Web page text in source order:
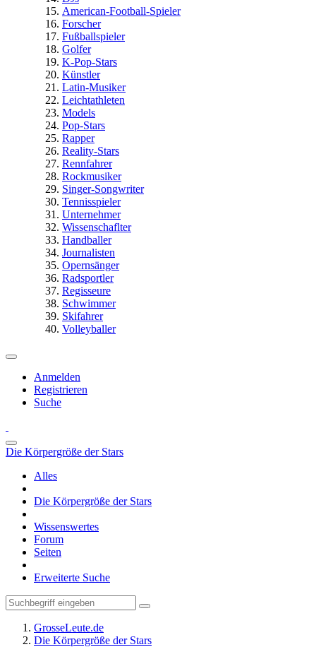
American-Football-Spieler
Forscher
Fußballspieler
Golfer
K-Pop-Stars
Künstler
Latin-Musiker
Leichtathleten
Models
Pop-Stars
Rapper
Reality-Stars
Rennfahrer
Rockmusiker
Singer-Songwriter
Tennisspieler
Unternehmer
Wissenschaflter
Handballer
Journalisten
Opernsänger
Radsportler
Regisseure
Schwimmer
Skifahrer
Volleyballer
Anmelden
Registrieren
Suche
Die Körpergröße der Stars
Alles
Die Körpergröße der Stars
Wissenswertes
Forum
Seiten
Erweiterte Suche
GrosseLeute.de
Die Körpergröße der Stars